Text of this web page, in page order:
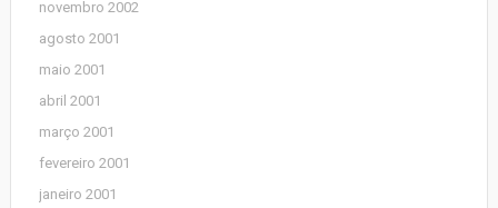
novembro 2002
agosto 2001
maio 2001
abril 2001
março 2001
fevereiro 2001
janeiro 2001